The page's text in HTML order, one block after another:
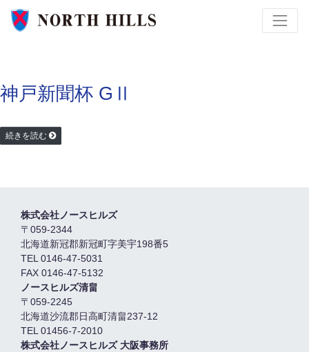
神戸新聞杯 GⅡ
続きを読む
株式会社ノースヒルズ
〒059-2344
北海道新冠郡新冠町字美宇198番5
TEL 0146-47-5031
FAX 0146-47-5132
ノースヒルズ清畠
〒059-2245
北海道沙流郡日高町清畠237-12
TEL 01456-7-2010
株式会社ノースヒルズ 大阪事務所